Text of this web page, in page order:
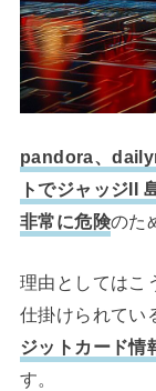
pandora、
トでジャッジII
非常に危険のた
理由としてはこ
仕掛けられてい
ジットカード情
す。